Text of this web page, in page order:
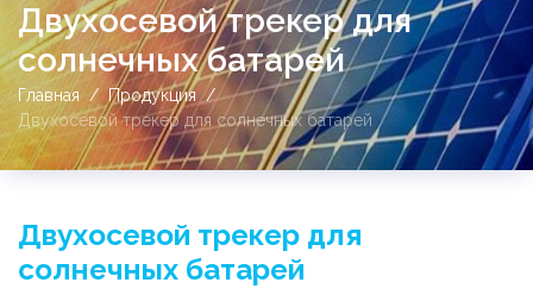
Двухосевой трекер для
солнечных батарей
Главная
Продукция
Двухосевой трекер для солнечных батарей
Двухосевой трекер для
солнечных батарей